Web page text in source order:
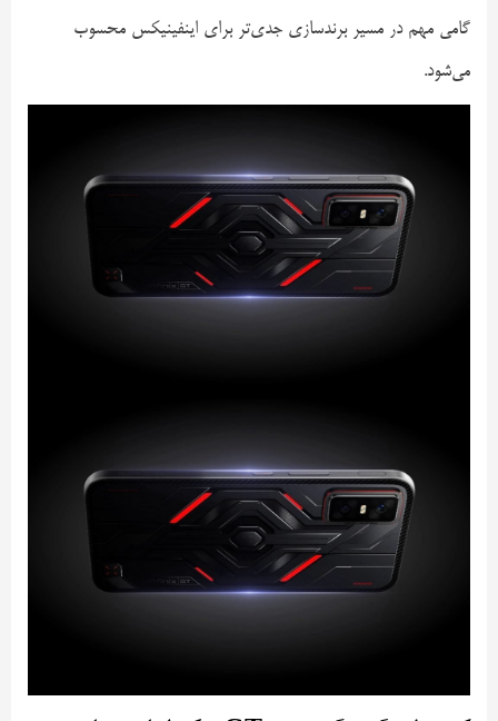
گامی مهم در مسیر برندسازی جدی‌تر برای اینفینیکس محسوب
می‌شود.